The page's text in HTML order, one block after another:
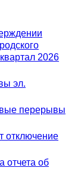
2026
эл.
перерывы
отключение
отчета об